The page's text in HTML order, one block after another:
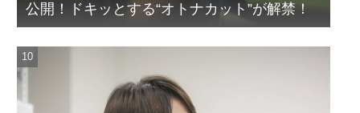
公開！ドキッとする“オトナカット”が解禁！